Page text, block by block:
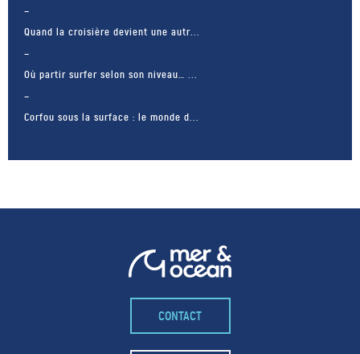
Quand la croisière devient une autr...
Où partir surfer selon son niveau… ...
Corfou sous la surface : le monde d...
– FACEBOOK –
CONTACT